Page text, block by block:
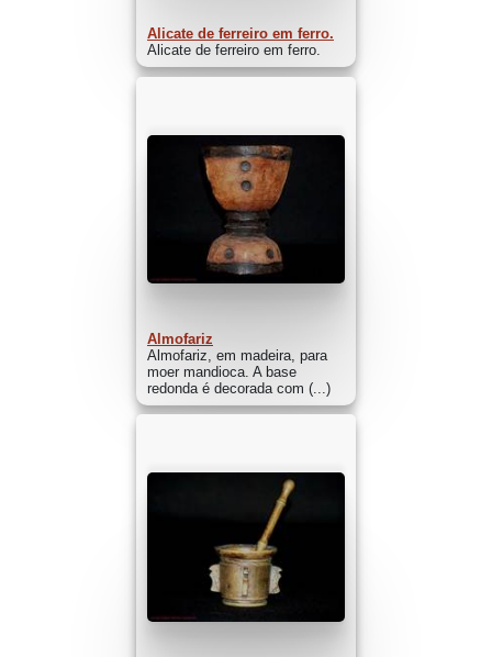
Alicate de ferreiro em ferro.
Alicate de ferreiro em ferro.
Almofariz
Almofariz, em madeira, para
moer mandioca. A base
redonda é decorada com (...)